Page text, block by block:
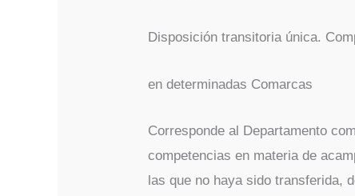
Disposición transitoria única.
en determinadas Comarcas
Corresponde al Departamento
competencias en materia de
las que no haya sido transferida,